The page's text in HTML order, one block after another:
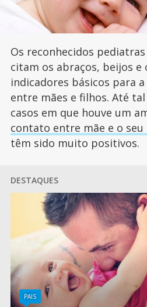
Os reconhecidos
citam os abraços, beijos e
indicadores básicos para
entre mães e filhos. Até
casos em que houve um
contato entre mãe e o seu
têm sido muito positivos.
DESTAQUES
PAIS